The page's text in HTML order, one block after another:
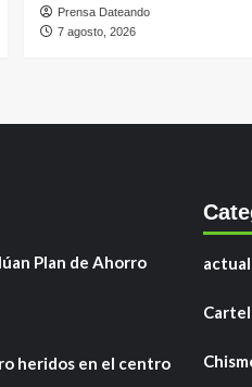
Prensa Dateando
7 agosto, 2026
Plan de Ahorro
heridos en el centro